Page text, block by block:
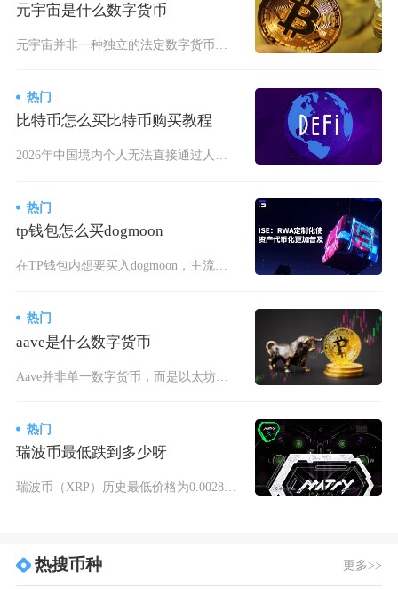
元宇宙是什么数字货币
热门
比特币怎么买比特币购买教程
2026年中国境内个人无法直接通过人民币购买比特币，唯一合规路径是通过持牌金融机构间接参与
热门
tp钱包怎么买dogmoon
在TP钱包内想要买入dogmoon，主流实操路径是依托币安智能链BSC，通过钱包内置DAp
热门
aave是什么数字货币
热门
瑞波币最低跌到多少呀
瑞波币（XRP）历史最低价格为0.002802美元，该价格出现在2014年7月7日，数据由
热搜币种 更多>>